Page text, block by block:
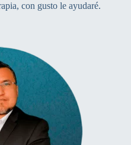
con gusto le ayudaré.